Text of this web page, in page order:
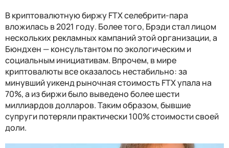
В криптовалютную биржу FTX селебрити-пара
вложилась в 2021 году. Более того, Брэди стал лицом
нескольких рекламных кампаний этой организации, а
Бюндхен —консультантом по экологическим и
социальным инициативам. Впрочем, в мире
криптовалюты все оказалось нестабильно: за
минувший уикенд рыночная стоимость FTX упала на
70%, а из биржи было выведено более шести
миллиардов долларов. Таким образом, бывшие
супруги потеряли практически 100% стоимости своей
доли.